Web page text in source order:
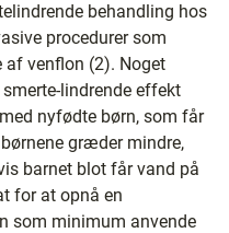
behandling hos
procedurer som
venflon (2). Noget
lindrende effekt
nyfødte børn, som får
græder mindre,
barnet blot får vand på
for at opnå en
som minimum anvende